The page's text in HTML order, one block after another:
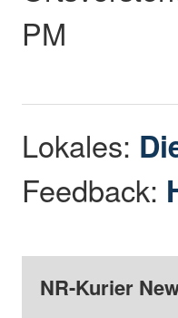
PM
Lokales:
Feedback:
NR-Kurier